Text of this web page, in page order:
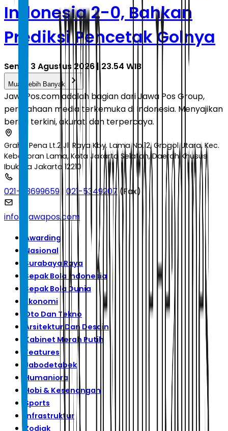
Indonesia 2-0, Bahkan
Prediksi Pencetak Golnya
Senin, 3 Agustus 2026 | 23.54 WIB
Muat Lebih Banyak
JawaPos.com adalah bagian dari Jawa Pos Group,
perusahaan media terkemuka di Indonesia. Menyajikan
berita terkini, akurat, dan terpercaya.
Graha Pena Lt.2 Jl. Raya Kby. Lama No.12, Grogol Utara, Kec.
Kebayoran Lama, Kota Jakarta Selatan, Daerah Khusus
Ibukota Jakarta 12210
021-53699659 | 021-5349207(Fax)
info@jawapos.com
Awarding
Nasional
Surabaya Raya
Sepak Bola Indonesia
Sepak Bola Dunia
Ekonomi
Oto Dan Tekno
Arsitektur Dan Desain
Kabinet Merah Putih
Features
Jabodetabek
Humaniora
Hobi & Kesenangan
Sports
Infrastruktur
Zodiak